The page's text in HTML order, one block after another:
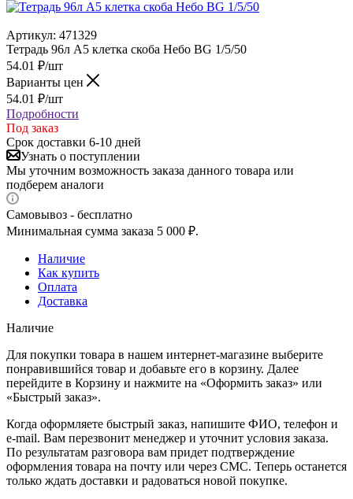
Артикул: 471329
Тетрадь 96л А5 клетка скоба Небо BG 1/5/50
54.01 ₽/шт
Варианты цен
54.01 ₽/шт
Подробности
Под заказ
Срок доставки 6-10 дней
Узнать о поступлении
Мы уточним возможность заказа данного товара или
подберем аналоги
Самовывоз - бесплатно
Минимальная сумма заказа 5 000 ₽.
Наличие
Как купить
Оплата
Доставка
Наличие
Для покупки товара в нашем интернет-магазине выберите
понравившийся товар и добавьте его в корзину. Далее
перейдите в Корзину и нажмите на «Оформить заказ» или
«Быстрый заказ».
Когда оформляете быстрый заказ, напишите ФИО, телефон и
e-mail. Вам перезвонит менеджер и уточнит условия заказа.
По результатам разговора вам придет подтверждение
оформления товара на почту или через СМС. Теперь останется
только ждать доставки и радоваться новой покупке.